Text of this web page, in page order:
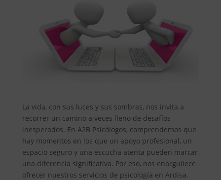
La vida, con sus luces y sus sombras, nos invita a
recorrer un camino a veces lleno de desafíos
inesperados. En A2B Psicólogos, comprendemos que
hay momentos en los que un apoyo profesional, un
espacio seguro y una escucha atenta pueden marcar
una diferencia significativa. Por eso, nos enorgullece
ofrecer nuestros servicios de psicología en Ardisa,